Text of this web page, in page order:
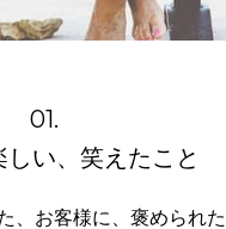
01.
い、笑えたこと
お客様に、褒められ